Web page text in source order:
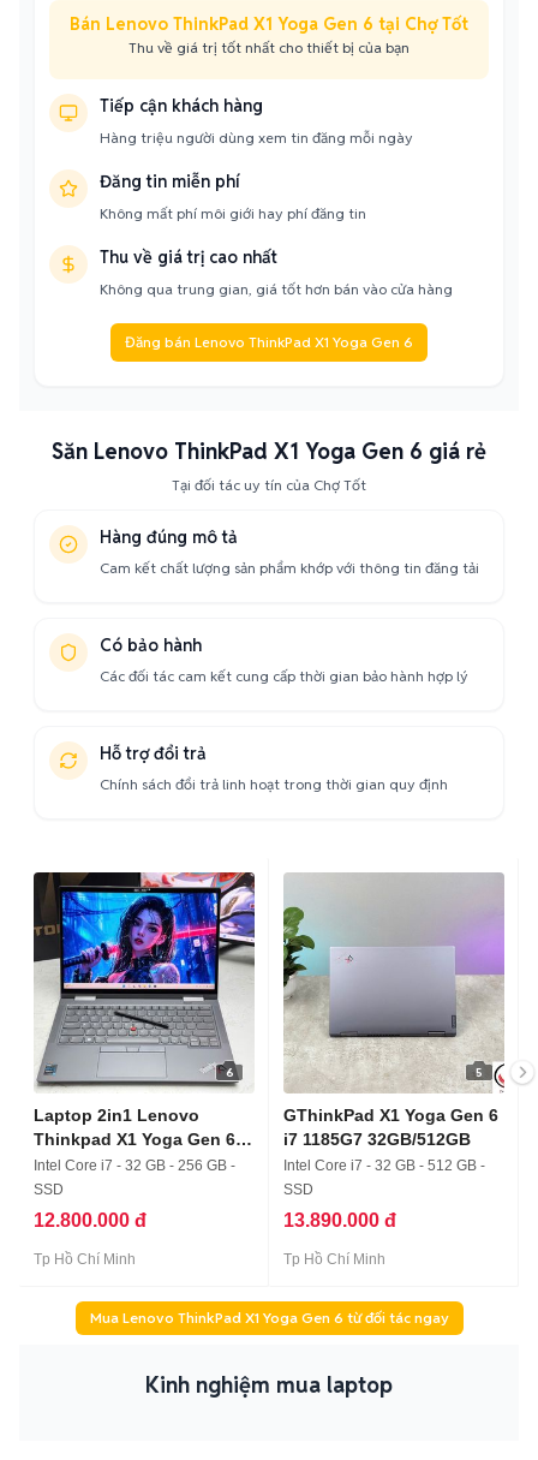
Bán Lenovo ThinkPad X1 Yoga Gen 6 tại Chợ Tốt
Thu về giá trị tốt nhất cho thiết bị của bạn
Tiếp cận khách hàng
Hàng triệu người dùng xem tin đăng mỗi ngày
Đăng tin miễn phí
Không mất phí môi giới hay phí đăng tin
Thu về giá trị cao nhất
Không qua trung gian, giá tốt hơn bán vào cửa hàng
Đăng bán Lenovo ThinkPad X1 Yoga Gen 6
Săn Lenovo ThinkPad X1 Yoga Gen 6 giá rẻ
Tại đối tác uy tín của Chợ Tốt
Hàng đúng mô tả
Cam kết chất lượng sản phẩm khớp với thông tin đăng tải
Có bảo hành
Các đối tác cam kết cung cấp thời gian bảo hành hợp lý
Hỗ trợ đổi trả
Chính sách đổi trả linh hoạt trong thời gian quy định
6
Laptop 2in1 Lenovo
Thinkpad X1 Yoga Gen 6
i7/32/4k
Intel Core i7 - 32 GB - 256 GB -
SSD
12.800.000 đ
Tp Hồ Chí Minh
5
GThinkPad X1 Yoga Gen 6
i7 1185G7 32GB/512GB
Intel Core i7 - 32 GB - 512 GB -
SSD
13.890.000 đ
Tp Hồ Chí Minh
Mua Lenovo ThinkPad X1 Yoga Gen 6 từ đối tác ngay
Kinh nghiệm mua laptop